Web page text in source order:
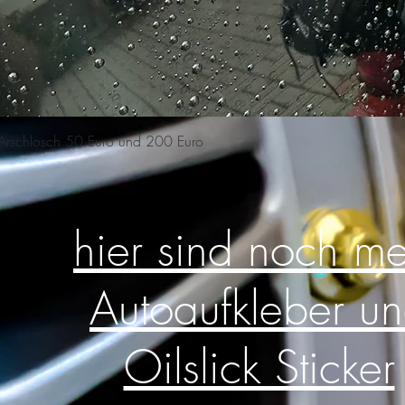
Schnellansicht
50 Euro und 200 Euro
hier sind noch
Autoaufkleber
Oilslick Sticker